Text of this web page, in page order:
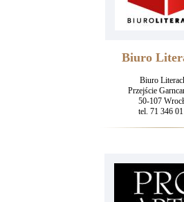
Biuro
Biuro
Przejście
50-107
tel. 71 346